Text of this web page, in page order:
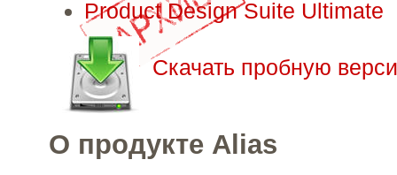
Product Design Suite Ultimate
Скачать пробную
О продукте Alias